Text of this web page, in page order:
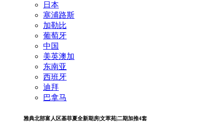
日本
塞浦路斯
加勒比
葡萄牙
中国
美英澳加
东南亚
西班牙
迪拜
巴拿马
雅典北部富人区基菲夏全新期房|文萃苑|二期加推4套